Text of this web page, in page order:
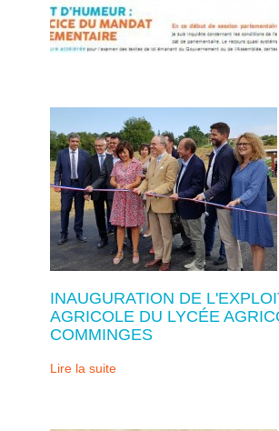
INAUGURATION DE
AGRICOLE DU LYCÉE
COMMINGES
Lire la suite